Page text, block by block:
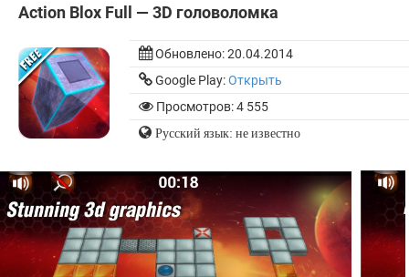
Action Blox Full — 3D головоломка
Обновлено:20.04.2014
Google Play:Открыть
Просмотров: 4 555
Русский язык: не известно